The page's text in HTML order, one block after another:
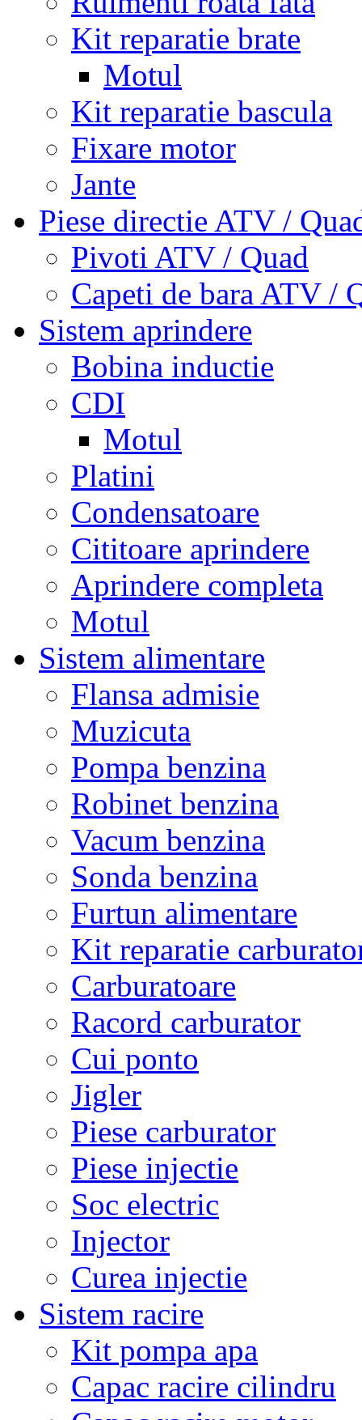
Kit reparatie brate
Motul
Kit reparatie bascula
Fixare motor
Jante
Piese directie ATV /
Pivoti ATV / Quad
Capeti de bara ATV /
Sistem aprindere
Bobina inductie
CDI
Motul
Platini
Condensatoare
Cititoare aprindere
Aprindere completa
Motul
Sistem alimentare
Flansa admisie
Muzicuta
Pompa benzina
Robinet benzina
Vacum benzina
Sonda benzina
Furtun alimentare
Kit reparatie
Carburatoare
Racord carburator
Cui ponto
Jigler
Piese carburator
Piese injectie
Soc electric
Injector
Curea injectie
Sistem racire
Kit pompa apa
Capac racire cilindru